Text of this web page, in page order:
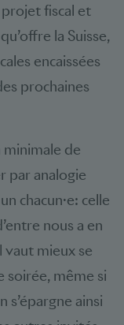
fiscal et
la Suisse,
encaissées
prochaines
de
par analogie
chacun·e: celle
nous a en
vaut mieux se
soirée, même si
s’épargne ainsi